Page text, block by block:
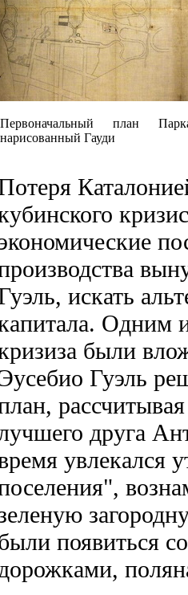
Первоначальный план
нарисованный Гауди
искать
Одним
были
Гуэль
друга
увлекался
появиться
дорожками,